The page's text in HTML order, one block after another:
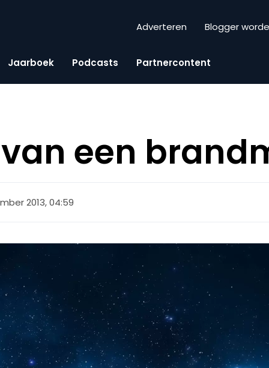
Adverteren Blogger
Jaarboek Podcasts Partnercontent
een
2013, 04:59